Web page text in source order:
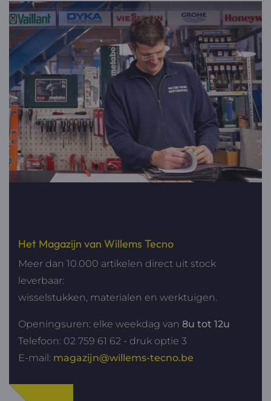
professioneel team.
Het Magazijn van Willems Tecno
Meer dan 10.000 artikelen direct uit stock
leverbaar:
wisselstukken, materialen en werktuigen.
Openingsuren: elke weekdag van 8u tot 12u
Telefoon: 02 759 61 62 - druk optie 3
E-mail: magazijn@willems-tecno.be